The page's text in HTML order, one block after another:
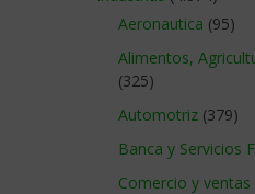
Aeronautica (95)
Alimentos,
(325)
Automotriz (379)
Banca y Servicios
Comercio y ventas